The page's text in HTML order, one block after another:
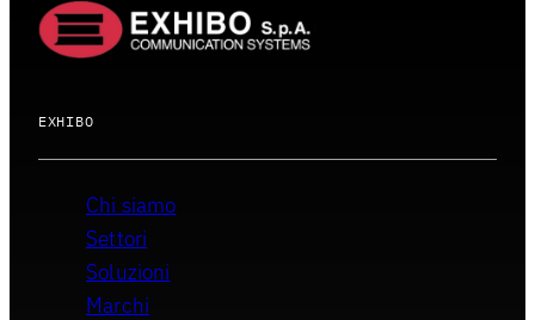
EXHIBO
Chi siamo
Settori
Soluzioni
Marchi